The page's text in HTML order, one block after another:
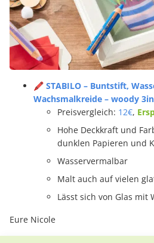
🖍️ STABILO – Buntstift,
Wachsmalkreide – woody
Preisvergleich: 12€,
Hohe Deckkraft und
dunklen Papieren und
Wasservermalbar
Malt auch auf vielen
Lässt sich von Glas mit
Eure Nicole